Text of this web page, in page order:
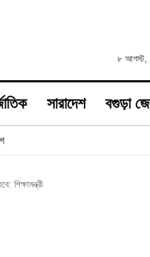
৮ আগস্ট,
সারাদেশ বগুড়া
শিক্ষামন্ত্রী